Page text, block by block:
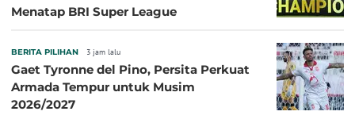
Menatap BRI Super League
BERITA PILIHAN 3 jam lalu
Gaet Tyronne del Pino, Persita Perkuat
Armada Tempur untuk Musim
2026/2027